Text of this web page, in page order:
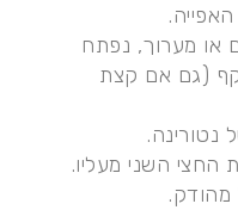
או מערוך, נפתח
(גם אם קצת
השני מעליו.
מהודק.